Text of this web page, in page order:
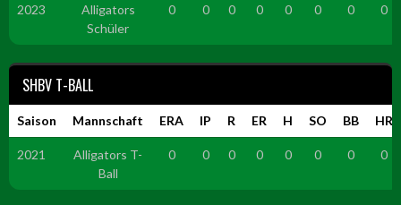
2023
Alligators
Schüler
0 0 0 0 0 0 0 0
SHBV T-BALL
Saison Mannschaft ERA IP R ER H SO BB HR
2021
Alligators T-
Ball
0 0 0 0 0 0 0 0